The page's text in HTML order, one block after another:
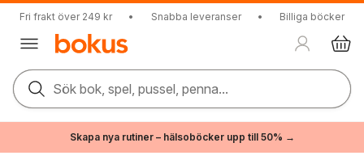
Fri frakt över 249 kr • Snabba leveranser • Billiga böcker
Sök bok, spel, pussel, penna...
Skapa nya rutiner – hälsoböcker upp till 50% →